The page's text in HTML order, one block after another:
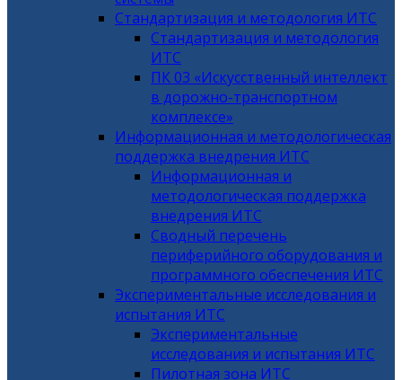
Стандартизация и методология ИТС
Стандартизация и методология
ИТС
ПК 03 «Искусственный интеллект
в дорожно-транспортном
комплексе»
Информационная и методологическая
поддержка внедрения ИТС
Информационная и
методологическая поддержка
внедрения ИТС
Сводный перечень
периферийного оборудования и
программного обеспечения ИТС
Экспериментальные исследования и
испытания ИТС
Экспериментальные
исследования и испытания ИТС
Пилотная зона ИТС